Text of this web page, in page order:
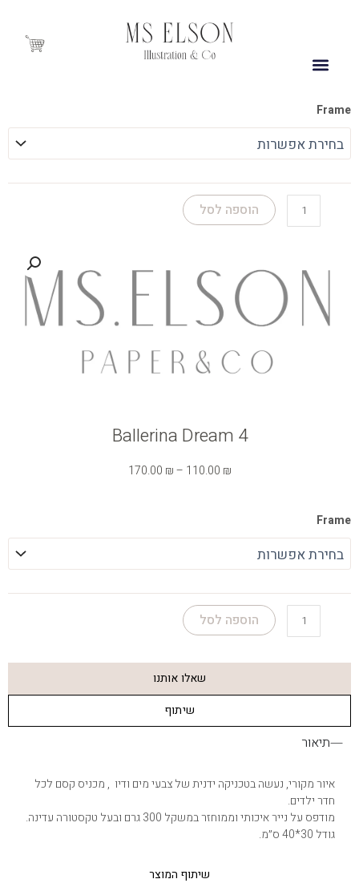
Cart
Frame
של
Ballerina
Dream
4
הוספה לסל
Ballerina Dream 4
110.00 ₪
–
170.00 ₪
⁦170.00 ₪⁩
Frame
של
Ballerina
Dream
4
הוספה לסל
שאלו אותנו
שיתוף
תיאור
איור מקורי, נעשה בטכניקה ידנית של צבעי מים ודיו , מכניס קסם לכל
חדר ילדים.
מודפס על נייר איכותי וממוחזר במשקל 300 גרם ובעל טקסטורה עדינה.
גודל 30*40 ס״מ.